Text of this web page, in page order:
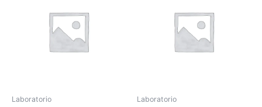
Laboratorio Laboratorio